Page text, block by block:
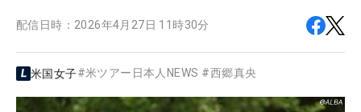
配信日時： 2026年4月27日 11時30分
米国女子#米ツアー日本人NEWS #西郷真央